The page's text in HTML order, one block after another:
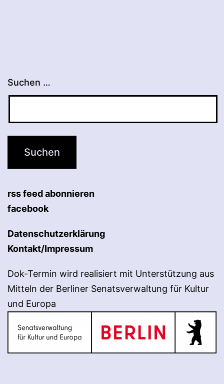
Suchen …
rss feed abonnieren
facebook
Datenschutzerklärung
Kontakt/Impressum
Dok-Termin wird realisiert mit Unterstützung aus
Mitteln der Berliner Senatsverwaltung für Kultur
und Europa